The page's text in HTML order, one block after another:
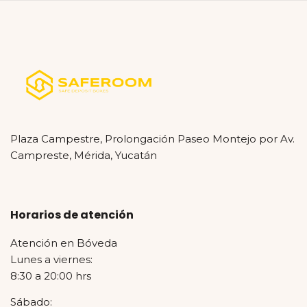
Plaza Campestre, Prolongación Paseo Montejo por Av.
Campreste, Mérida, Yucatán
Horarios de atención
Atención en Bóveda
Lunes a viernes:
8:30 a 20:00 hrs
Sábado: